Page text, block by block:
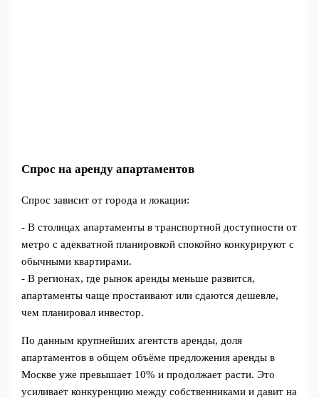
Спрос на аренду апартаментов
Спрос зависит от города и локации:
- В столицах апартаменты в транспортной доступности от
метро с адекватной планировкой спокойно конкурируют с
обычными квартирами.
- В регионах, где рынок аренды меньше развится,
апартаменты чаще простаивают или сдаются дешевле,
чем планировал инвестор.
По данным крупнейших агентств аренды, доля
апартаментов в общем объёме предложения аренды в
Москве уже превышает 10% и продолжает расти. Это
усиливает конкуренцию между собственниками и давит на